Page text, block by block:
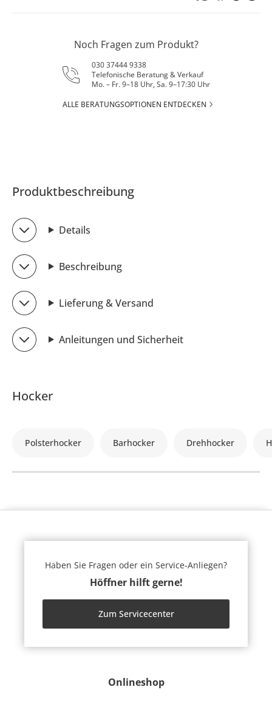
Noch Fragen zum Produkt?
030 37444 9338
Telefonische Beratung & Verkauf
Mo. – Fr. 9–18 Uhr, Sa. 9–17:30 Uhr
ALLE BERATUNGSOPTIONEN ENTDECKEN
Produktbeschreibung
Details
Beschreibung
Lieferung & Versand
Anleitungen und Sicherheit
Hocker
Polsterhocker Barhocker Drehhocker
Onlineshop
Haben Sie Fragen oder ein Service-Anliegen?
Höffner hilft gerne!
Zum Servicecenter